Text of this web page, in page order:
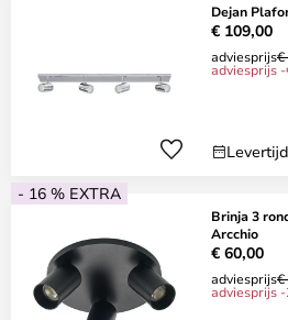
Dejan
€ 109,00
adviesprijs€
adviesprijs
- 16 % EXTRA
Brinja 3
Arcchio
€ 60,00
adviesprijs€
adviesprijs